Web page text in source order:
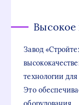
Высокое
Завод
технологии
Это